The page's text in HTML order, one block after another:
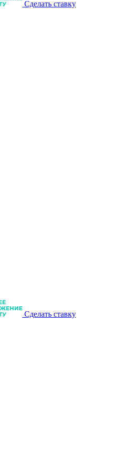
Сделать ставку
Сделать ставку